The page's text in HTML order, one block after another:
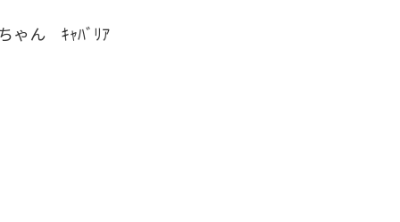
ゃん ｷｬﾊﾞﾘｱ